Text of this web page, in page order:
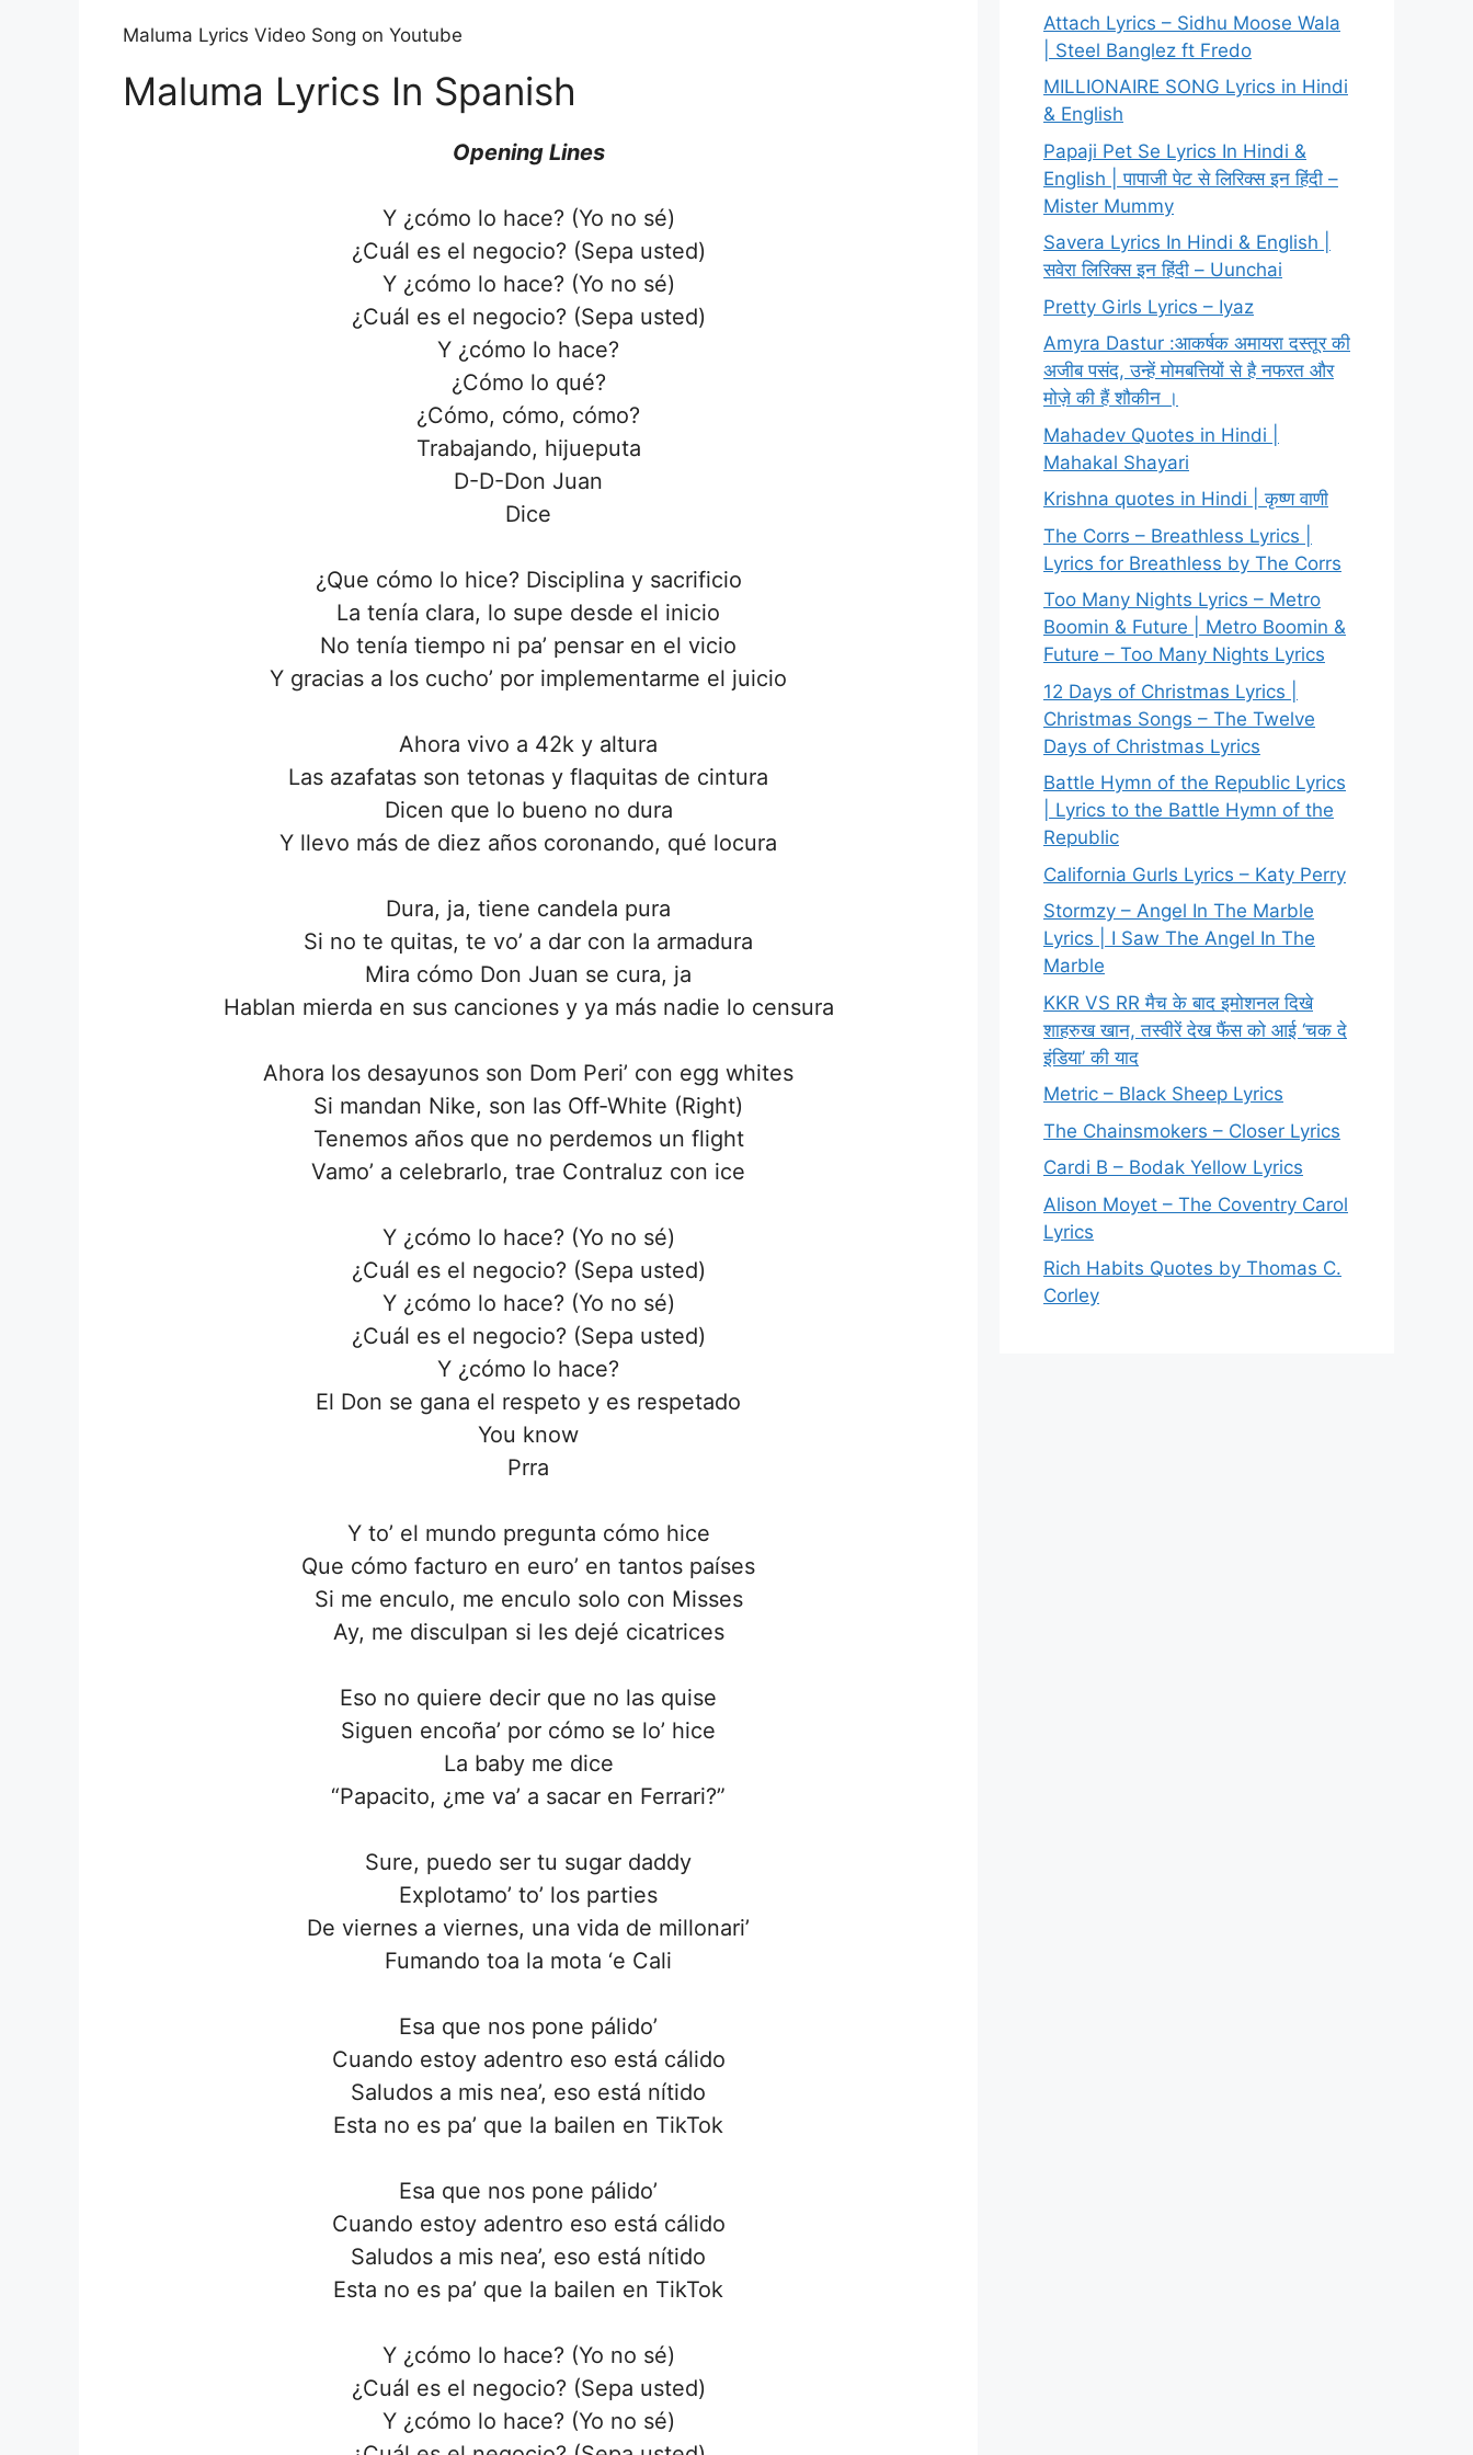
Maluma Lyrics Video Song on Youtube
Maluma Lyrics In Spanish
Opening Lines
Y ¿cómo lo hace? (Yo no sé)
¿Cuál es el negocio? (Sepa usted)
Y ¿cómo lo hace? (Yo no sé)
¿Cuál es el negocio? (Sepa usted)
Y ¿cómo lo hace?
¿Cómo lo qué?
¿Cómo, cómo, cómo?
Trabajando, hijueputa
D-D-Don Juan
Dice
¿Que cómo lo hice? Disciplina y sacrificio
La tenía clara, lo supe desde el inicio
No tenía tiempo ni pa’ pensar en el vicio
Y gracias a los cucho’ por implementarme el juicio
Ahora vivo a 42k y altura
Las azafatas son tetonas y flaquitas de cintura
Dicen que lo bueno no dura
Y llevo más de diez años coronando, qué locura
Dura, ja, tiene candela pura
Si no te quitas, te vo’ a dar con la armadura
Mira cómo Don Juan se cura, ja
Hablan mierda en sus canciones y ya más nadie lo censura
Ahora los desayunos son Dom Peri’ con egg whites
Si mandan Nike, son las Off-White (Right)
Tenemos años que no perdemos un flight
Vamo’ a celebrarlo, trae Contraluz con ice
Y ¿cómo lo hace? (Yo no sé)
¿Cuál es el negocio? (Sepa usted)
Y ¿cómo lo hace? (Yo no sé)
¿Cuál es el negocio? (Sepa usted)
Y ¿cómo lo hace?
El Don se gana el respeto y es respetado
You know
Prra
Y to’ el mundo pregunta cómo hice
Que cómo facturo en euro’ en tantos países
Si me enculo, me enculo solo con Misses
Ay, me disculpan si les dejé cicatrices
Eso no quiere decir que no las quise
Siguen encoña’ por cómo se lo’ hice
La baby me dice
“Papacito, ¿me va’ a sacar en Ferrari?”
Sure, puedo ser tu sugar daddy
Explotamo’ to’ los parties
De viernes a viernes, una vida de millonari’
Fumando toa la mota ‘e Cali
Esa que nos pone pálido’
Cuando estoy adentro eso está cálido
Saludos a mis nea’, eso está nítido
Esta no es pa’ que la bailen en TikTok
Esa que nos pone pálido’
Cuando estoy adentro eso está cálido
Saludos a mis nea’, eso está nítido
Esta no es pa’ que la bailen en TikTok
Y ¿cómo lo hace? (Yo no sé)
¿Cuál es el negocio? (Sepa usted)
Y ¿cómo lo hace? (Yo no sé)
Attach Lyrics – Sidhu Moose Wala
| Steel Banglez ft Fredo
MILLIONAIRE SONG Lyrics in Hindi
& English
Papaji Pet Se Lyrics In Hindi &
English | पापाजी पेट से लिरिक्स इन हिंदी –
Mister Mummy
Savera Lyrics In Hindi & English |
सवेरा लिरिक्स इन हिंदी – Uunchai
Pretty Girls Lyrics – Iyaz
Amyra Dastur :आकर्षक अमायरा दस्तूर की
अजीब पसंद, उन्हें मोमबत्तियों से है नफरत और
मोज़े की हैं शौकीन ।
Mahadev Quotes in Hindi |
Mahakal Shayari
Krishna quotes in Hindi | कृष्ण वाणी
The Corrs – Breathless Lyrics |
Lyrics for Breathless by The Corrs
Too Many Nights Lyrics – Metro
Boomin & Future | Metro Boomin &
Future – Too Many Nights Lyrics
12 Days of Christmas Lyrics |
Christmas Songs – The Twelve
Days of Christmas Lyrics
Battle Hymn of the Republic Lyrics
| Lyrics to the Battle Hymn of the
Republic
California Gurls Lyrics – Katy Perry
Stormzy – Angel In The Marble
Lyrics | I Saw The Angel In The
Marble
KKR VS RR मैच के बाद इमोशनल दिखे
शाहरुख खान, तस्वीरें देख फैंस को आई ‘चक दे
इंडिया’ की याद
Metric – Black Sheep Lyrics
The Chainsmokers – Closer Lyrics
Cardi B – Bodak Yellow Lyrics
Alison Moyet – The Coventry Carol
Lyrics
Rich Habits Quotes by Thomas C.
Corley